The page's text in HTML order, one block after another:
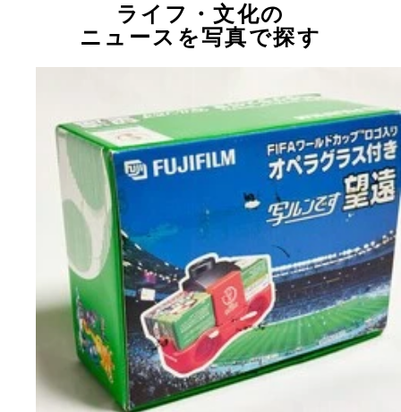
ライフ・文化の
ニュースを写真で探す